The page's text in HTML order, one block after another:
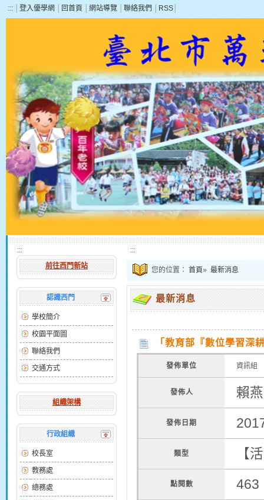
::: 登入優學網 回首頁 網站導覽 聯絡我們 RSS
:::
前往西門新站
認識西門
學校簡介
校園平面圖
聯絡我們
交通方式
組織架構
行政組織
校長室
教務處
總務處
:::
您的位置： 首頁» 最新消息
最新消息
「教育部『數位學習深
發佈單位 資訊組
發佈人 賴
發佈日期
類型 【
點閱數 463